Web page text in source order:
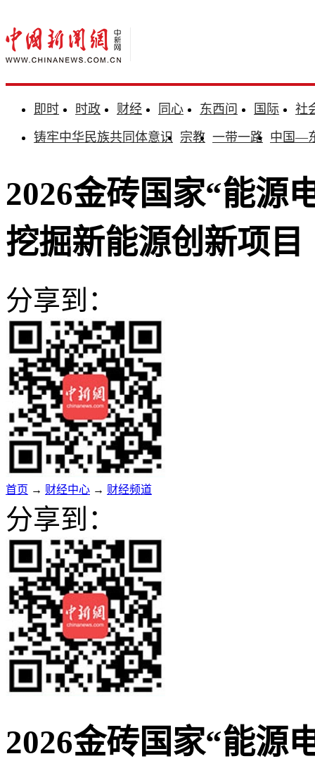
即时 时政 财经 同心 东西问 国际
社
铸牢中华民族共同体意识 宗教 一带一路 中国—
2026金砖国家“能源
挖掘新能源创新项目
分享到：
首页 → 财经中心 → 财经频道
分享到：
2026金砖国家“能源